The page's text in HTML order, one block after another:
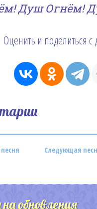
Душ Огнём!
Оценить и поделиться с
Следующая
обновления